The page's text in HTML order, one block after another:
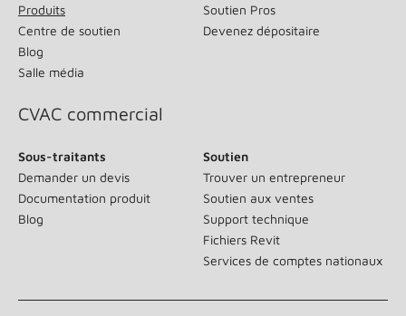
Produits
Centre de soutien
Blog
Salle média
Soutien Pros
Devenez dépositaire
CVAC commercial
Sous-traitants
Demander un devis
Documentation produit
Blog
Soutien
Trouver un entrepreneur
Soutien aux ventes
Support technique
Fichiers Revit
Services de comptes nationaux